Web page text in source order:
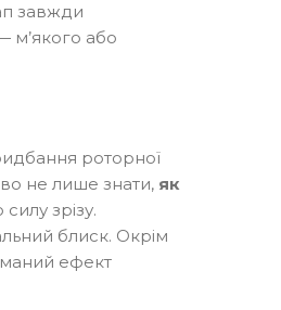
завжди
м’якого або
роторної
не лише знати, як
зрізу.
блиск. Окрім
ефект